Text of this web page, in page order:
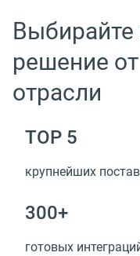
Выбирайте
решение
отрасли
TOP 5
крупнейших
300+
готовых